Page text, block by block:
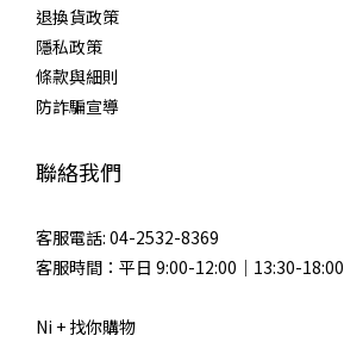
退換貨政策
隱私政策
條款與細則
防詐騙宣導
聯絡我們
客服電話: 04-2532-8369
客服時間：平日 9:00-12:00｜13:30-18:00
Ni + 找你購物